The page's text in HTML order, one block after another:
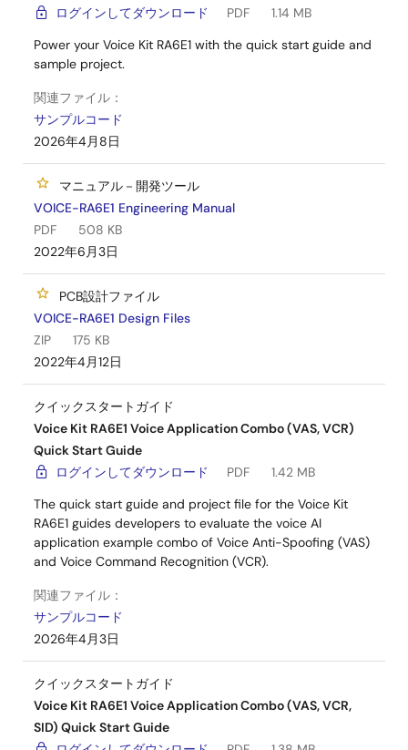
ログインしてダウンロード
PDF
1.14 MB
Power your Voice Kit RA6E1 with the quick start guide and
sample project.
関連ファイル：
サンプルコード
2026年4月8日
マニュアル－開発ツール
VOICE-RA6E1 Engineering Manual
PDF
508 KB
2022年6月3日
PCB設計ファイル
VOICE-RA6E1 Design Files
ZIP
175 KB
2022年4月12日
クイックスタートガイド
Voice Kit RA6E1 Voice Application Combo (VAS, VCR)
Quick Start Guide
ログインしてダウンロード
PDF
1.42 MB
The quick start guide and project file for the Voice Kit
RA6E1 guides developers to evaluate the voice AI
application example combo of Voice Anti-Spoofing (VAS)
and Voice Command Recognition (VCR).
関連ファイル：
サンプルコード
2026年4月3日
クイックスタートガイド
Voice Kit RA6E1 Voice Application Combo (VAS, VCR,
SID) Quick Start Guide